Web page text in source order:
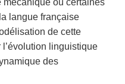
mécanique où certaines
langue française
de cette
linguistique
des